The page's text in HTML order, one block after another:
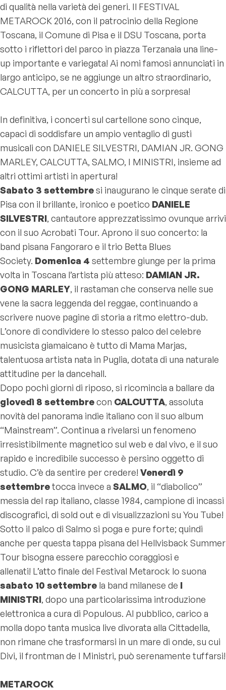
di qualità nella varietà dei generi. Il FESTIVAL
METAROCK 2016, con il patrocinio della Regione
Toscana, il Comune di Pisa e il DSU Toscana, porta
sotto i riflettori del parco in piazza Terzanaia una line-
up importante e variegata! Ai nomi famosi annunciati in
largo anticipo, se ne aggiunge un altro straordinario,
CALCUTTA, per un concerto in più a sorpresa!
In definitiva, i concerti sul cartellone sono cinque,
capaci di soddisfare un ampio ventaglio di gusti
musicali con DANIELE SILVESTRI, DAMIAN JR. GONG
MARLEY, CALCUTTA, SALMO, I MINISTRI, insieme ad
altri ottimi artisti in apertura!
Sabato 3 settembresi inaugurano le cinque serate di
Pisa con il brillante, ironico e poetico DANIELE
SILVESTRI, cantautore apprezzatissimo ovunque arrivi
con il suo Acrobati Tour. Aprono il suo concerto: la
band pisana Fangoraro e il trio Betta Blues
Society. Domenica 4 settembre giunge per la prima
volta in Toscana l’artista più atteso: DAMIAN JR.
GONG MARLEY, il rastaman che conserva nelle sue
vene la sacra leggenda del reggae, continuando a
scrivere nuove pagine di storia a ritmo elettro-dub.
L’onore di condividere lo stesso palco del celebre
musicista giamaicano è tutto di Mama Marjas,
talentuosa artista nata in Puglia, dotata di una naturale
attitudine per la dancehall.
Dopo pochi giorni di riposo, si ricomincia a ballare da
giovedì 8 settembrecon CALCUTTA, assoluta
novità del panorama indie italiano con il suo album
“Mainstream”. Continua a rivelarsi un fenomeno
irresistibilmente magnetico sul web e dal vivo, e il suo
rapido e incredibile successo è persino oggetto di
studio. C’è da sentire per credere! Venerdì 9
settembretocca invece a SALMO, il “diabolico”
messia del rap italiano, classe 1984, campione di incassi
discografici, di sold out e di visualizzazioni su You Tube!
Sotto il palco di Salmo si poga e pure forte; quindi
anche per questa tappa pisana del Hellvisback Summer
Tour bisogna essere parecchio coraggiosi e
allenati! L’atto finale del Festival Metarock lo suona
sabato 10 settembre la band milanese de I
MINISTRI, dopo una particolarissima introduzione
elettronica a cura di Populous. Al pubblico, carico a
molla dopo tanta musica live divorata alla Cittadella,
non rimane che trasformarsi in un mare di onde, su cui
Divi, il frontman de I Ministri, può serenamente tuffarsi!
METAROCK